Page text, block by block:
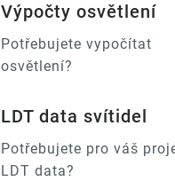
Výpočty osvětlení
Potřebujete vypočítat
osvětlení?
LDT data svítidel
Potřebujete pro váš
LDT data?